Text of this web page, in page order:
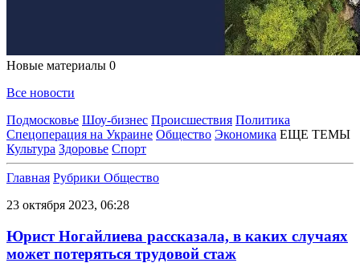
Новые материалы 0
Все новости
Подмосковье Шоу-бизнес Происшествия Политика
Спецоперация на Украине Общество Экономика ЕЩЕ ТЕМЫ
Культура Здоровье Спорт
Главная Рубрики Общество
23 октября 2023, 06:28
Юрист Ногайлиева рассказала, в каких случаях
может потеряться трудовой стаж